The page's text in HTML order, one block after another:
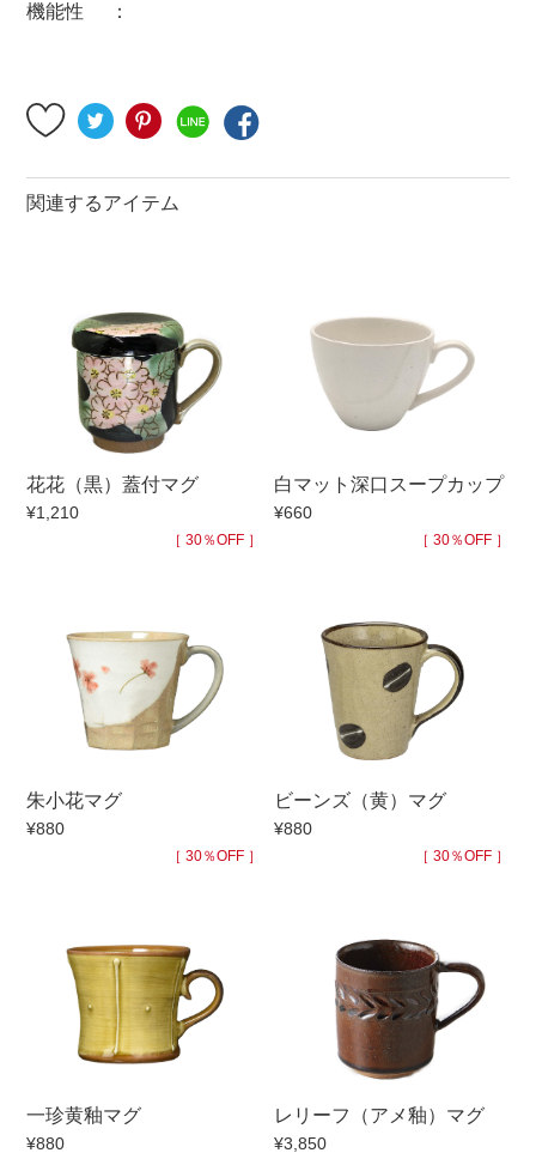
特集
カラー
機能性
手ざわり
機能性
関連するアイテム
花花（黒）蓋付マグ
¥1,210
［ 30％OFF ］
白マット深口スープカップ
¥660
［ 30％OFF ］
朱小花マグ
¥880
［ 30％OFF ］
ビーンズ（黄）マグ
¥880
［ 30％OFF ］
一珍黄釉マグ
¥880
レリーフ（アメ釉）マグ
¥3,850